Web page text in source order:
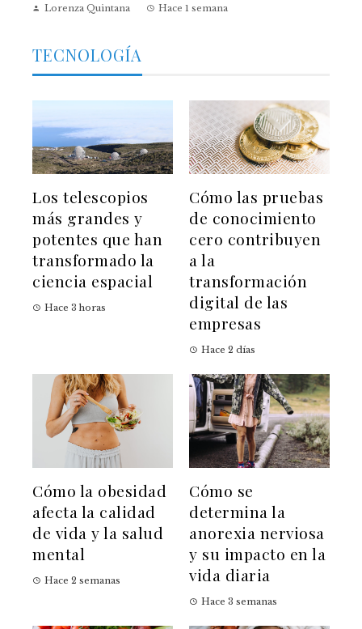
Lorenza Quintana Hace 1 semana
TECNOLOGÍA
Los telescopios
más grandes y
potentes que han
transformado la
ciencia espacial
Hace 3 horas
Cómo las pruebas
de conocimiento
cero contribuyen
a la
transformación
digital de las
empresas
Hace 2 días
Cómo la obesidad
afecta la calidad
de vida y la salud
mental
Hace 2 semanas
Cómo se
determina la
anorexia nerviosa
y su impacto en la
vida diaria
Hace 3 semanas